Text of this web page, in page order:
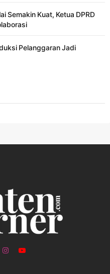
Semakin Kuat, Ketua DPRD
Pelanggaran Jadi
InstagramYouTube